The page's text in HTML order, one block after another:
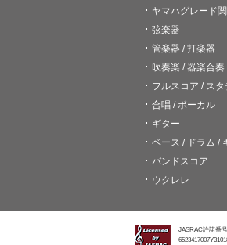
ヤマハグレード
弦楽器
管楽器 / 打楽器
吹奏楽 / 器楽合奏
フルスコア / ス
合唱 / ボーカル
ギター
ベース / ドラム /
バンドスコア
ウクレレ
JASRAC許諾番号